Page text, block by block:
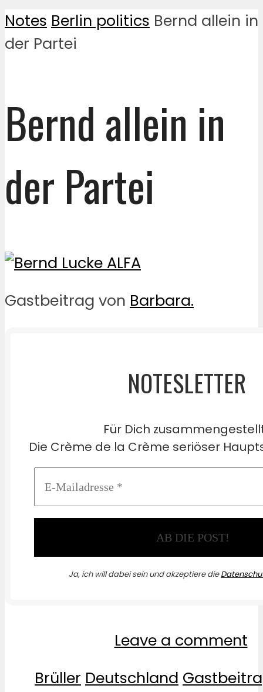
Notes Berlin politics Bernd allein in
der Partei
Bernd allein in
der Partei
Gastbeitrag von Barbara.
NOTESLETTER
Für Dich
Die Crème de la Crème seriöser
Ja, ich will dabei sein und akzeptiere die
Leave a comment
Brüller Deutschland